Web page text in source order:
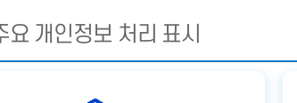
요 개인정보 처리 표시